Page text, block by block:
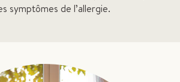
symptômes de l’allergie.